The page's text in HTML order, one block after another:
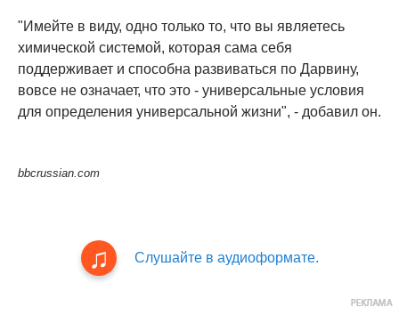
"Имейте в виду, одно только то, что вы являетесь
химической системой, которая сама себя
поддерживает и способна развиваться по Дарвину,
вовсе не означает, что это - универсальные условия
для определения универсальной жизни", - добавил он.
bbcrussian.com
Слушайте в аудиоформате.